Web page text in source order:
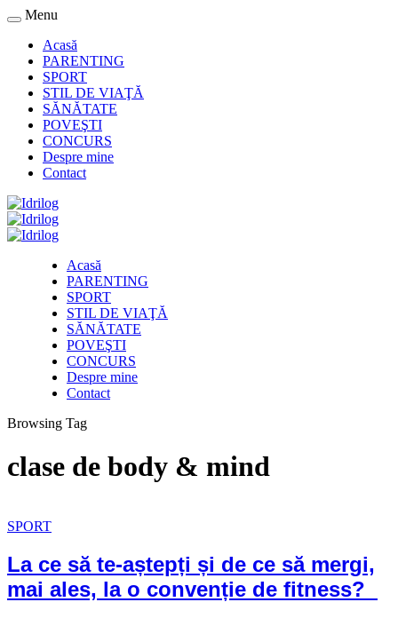
Menu
Acasă
PARENTING
SPORT
STIL DE VIAŢĂ
SĂNĂTATE
POVEŞTI
CONCURS
Despre mine
Contact
Acasă
PARENTING
SPORT
STIL DE VIAŢĂ
SĂNĂTATE
POVEŞTI
CONCURS
Despre mine
Contact
Browsing Tag
clase de body & mind
SPORT
La ce să te-aștepți și de ce să mergi,
mai ales, la o convenție de fitness?